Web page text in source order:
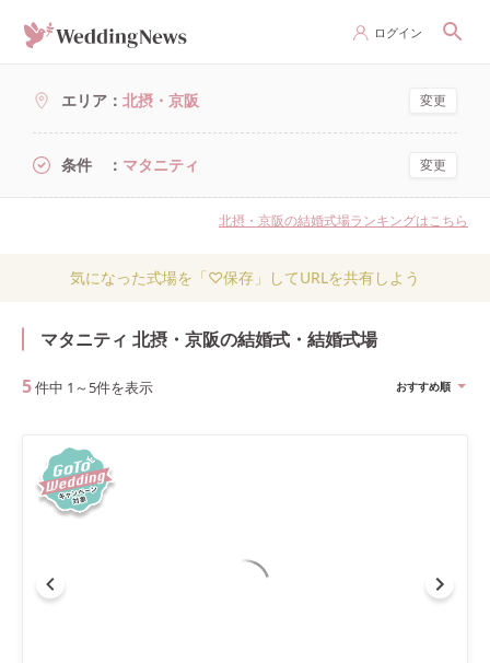
ログイン
エリア 北摂・京阪 変更
条件 マタニティ 変更
北摂・京阪の結婚式場ランキングはこちら
気になった式場を「♡保存」してURLを共有しよう
マタニティ 北摂・京阪の結婚式・結婚式場
5件中 1 ～ 5件を表示 おすすめ順